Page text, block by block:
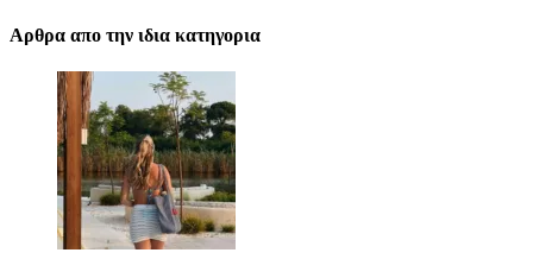
Αρθρα απο την ιδια κατηγορια